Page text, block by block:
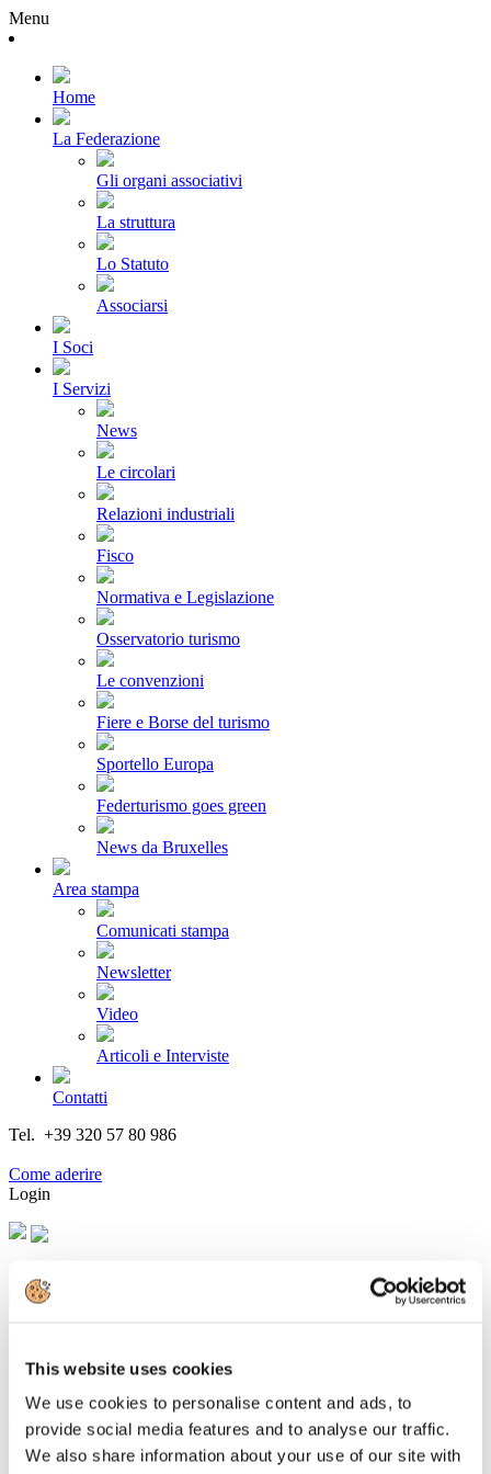
This website uses cookies
We use cookies to personalise content and ads, to
provide social media features and to analyse our traffic.
We also share information about your use of our site with
Menu
Home
La Federazione
Gli organi associativi
La struttura
Lo Statuto
Associarsi
I Soci
I Servizi
News
Le circolari
Relazioni industriali
Fisco
Normativa e Legislazione
Osservatorio turismo
Le convenzioni
Fiere e Borse del turismo
Sportello Europa
Federturismo goes green
News da Bruxelles
Area stampa
Comunicati stampa
Newsletter
Video
Articoli e Interviste
Contatti
Tel. +39 320 57 80 986
Come aderire
Login
Cerca...
Uer/Enit/Trenitalia: il turismo sarà lento,
sostenibile e spirituale
Dettagli